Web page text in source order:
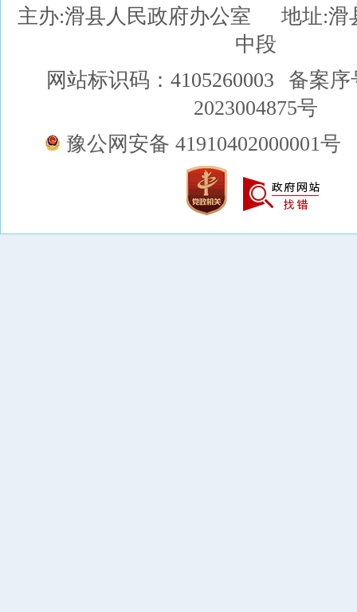
主办:滑县人民政府办公室
地址:滑
中段
网站标识码：4105260003
备案序
2023004875号
豫公网安备 41910402000001号